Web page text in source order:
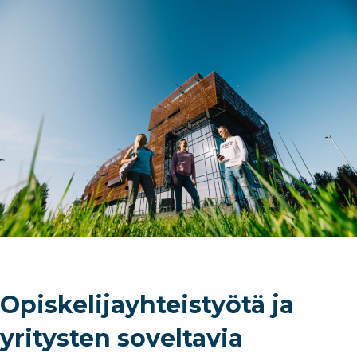
Opiskelijayhteistyötä ja
yritysten soveltavia